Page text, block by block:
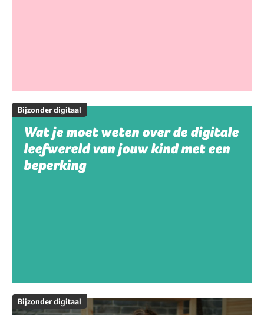
Bijzonder digitaal
Wat je moet weten over de digitale
leefwereld van jouw kind met een
beperking
Bijzonder digitaal